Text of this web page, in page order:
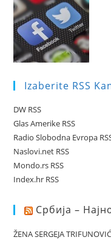
Izaberite RSS
DW RSS
Glas Amerike RSS
Radio Slobodna Evropa
Naslovi.net RSS
Mondo.rs RSS
Index.hr RSS
Србија –
ŽENA SERGEJA